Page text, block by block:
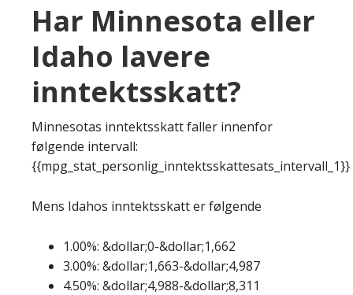
Har Minnesota eller
Idaho lavere
inntektsskatt?
Minnesotas inntektsskatt faller innenfor
følgende intervall:
{{mpg_stat_personlig_inntektsskattesats_intervall_1}}
Mens Idahos inntektsskatt er følgende
1.00%: &dollar;0-&dollar;1,662
3.00%: &dollar;1,663-&dollar;4,987
4.50%: &dollar;4,988-&dollar;8,311